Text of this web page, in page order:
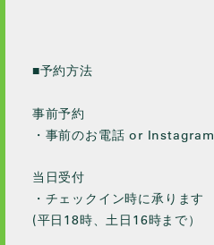
■予約方法
事前予約
・事前のお電話 or Instagram
当日受付
・チェックイン時に承ります
(平日18時、土日16時まで）